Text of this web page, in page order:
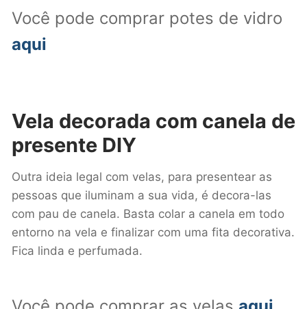
Você pode comprar potes de vidro
aqui
Vela decorada com canela de
presente DIY
Outra ideia legal com velas, para presentear as
pessoas que iluminam a sua vida, é decora-las
com pau de canela. Basta colar a canela em todo
entorno na vela e finalizar com uma fita decorativa.
Fica linda e perfumada.